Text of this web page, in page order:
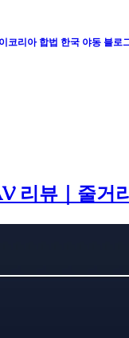
코리아 합법 한국 야동 블로
리뷰｜줄거